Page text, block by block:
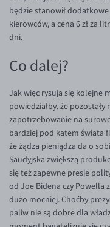
będzie stanowił
kierowców, a cena 6 zł za
dni.
Co dalej?
Jak więc rysują się kolejne
powiedziałby, że
zapotrzebowanie na
bardziej pod kątem świata
że żądza pieniądza da o
Saudyjska zwiększą
się też zapewne presje
od Joe Bidena czy Powella
dużo mocniej. Choćby
paliw nie są dobre dla